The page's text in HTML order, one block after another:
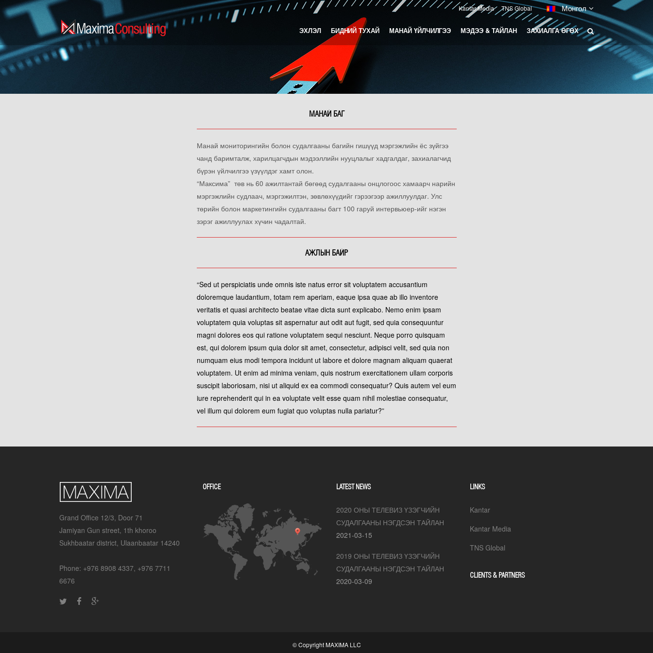
Kantar Media TNS Global Монгол
ЭХЛЭЛ БИДНИЙ ТУХАЙ МАНАЙ ҮЙЛЧИЛГЭЭ
МЕДИА МОНИТОРИНГ
ЗАР СУРТАЛЧИЛГААНЫ МОНИТОРИНГ
ТЕЛЕВИЗИЙН ЭФИРИЙН БҮРЭН БҮРТГЭЛ
МЕДИА АНАЛИЗ
МЭДЭЭ & ТАЙЛАН ЗАХИАЛГА ӨГӨХ
МАНАЙ БАГ
Манай мониторингийн болон судалгааны багийн гишүүд мэргэжлийн ёс зүйгээ
чанд баримталж, харилцагчдын мэдээллийн нууцлалыг хадгалдаг, захиалагчид
бүрэн үйлчилгээ үзүүлдэг хамт олон.
“Максима” төв нь 60 ажилтантай бөгөөд судалгааны онцлогоос хамаарч нарийн
мэргэжлийн судлаач, мэргэжилтэн, зөвлөхүүдийг гэрээгээр ажиллуулдаг. Улс
төрийн болон маркетингийн судалгааны багт 100 гаруй интервьюер-ийг нэгэн
зэрэг ажиллуулах хүчин чадалтай.
АЖЛЫН БАЙР
“Sed ut perspiciatis unde omnis iste natus error sit voluptatem accusantium
doloremque laudantium, totam rem aperiam, eaque ipsa quae ab illo inventore
veritatis et quasi architecto beatae vitae dicta sunt explicabo. Nemo enim ipsam
voluptatem quia voluptas sit aspernatur aut odit aut fugit, sed quia consequuntur
magni dolores eos qui ratione voluptatem sequi nesciunt. Neque porro quisquam
est, qui dolorem ipsum quia dolor sit amet, consectetur, adipisci velit, sed quia non
numquam eius modi tempora incidunt ut labore et dolore magnam aliquam quaerat
voluptatem. Ut enim ad minima veniam, quis nostrum exercitationem ullam corporis
suscipit laboriosam, nisi ut aliquid ex ea commodi consequatur? Quis autem vel eum
iure reprehenderit qui in ea voluptate velit esse quam nihil molestiae consequatur,
vel illum qui dolorem eum fugiat quo voluptas nulla pariatur?”
Grand Office 12/3, Door 71
Jamiyan Gun street, 1th khoroo
Sukhbaatar district, Ulaanbaatar 14240
Phone: +976 8908 4337, +976 7711
6676
OFFICE LATEST NEWS
2020 ОНЫ ТЕЛЕВИЗ ҮЗЭГЧИЙН
СУДАЛГААНЫ НЭГДСЭН ТАЙЛАН
2021-03-15
2019 ОНЫ ТЕЛЕВИЗ ҮЗЭГЧИЙН
СУДАЛГААНЫ НЭГДСЭН ТАЙЛАН
2020-03-09
LINKS
Kantar
Kantar Media
TNS Global
CLIENTS & PARTNERS
© Copyright MAXIMA LLC